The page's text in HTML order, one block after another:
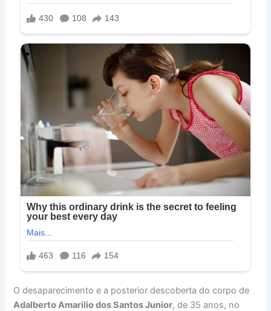
O desaparecimento e a posterior descoberta do corpo de
Adalberto Amarilio dos Santos Junior, de 35 anos, no